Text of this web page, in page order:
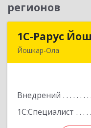
регионов
1С-Рарус
Йошкар-Ола
Внедрений
1С:Специалист